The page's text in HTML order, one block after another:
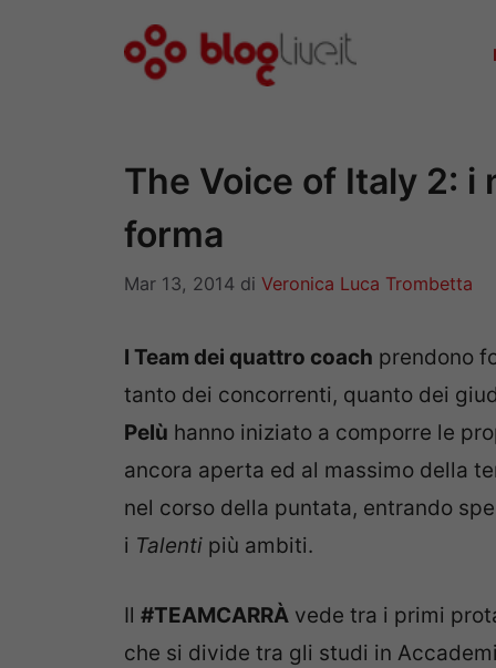
The Voice of Italy 2: i
forma
Mar 13, 2014 di Veronica Luca Trombetta
I Team dei quattro coach prendono
tanto dei concorrenti, quanto dei
Pelù hanno iniziato a comporre le
ancora aperta ed al massimo della
nel corso della puntata, entrando
i Talenti più ambiti.
Il #TEAMCARRÀ vede tra i primi
che si divide tra gli studi in